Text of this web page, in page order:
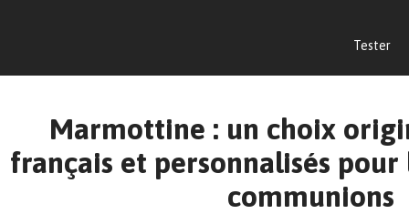
Tester
Marmottine : un choix
français et personnalisés
communions